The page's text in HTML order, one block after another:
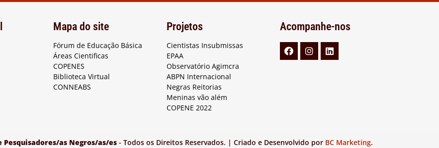
Mapa do site
Fórum de Educação Básica
Áreas Cientificas
COPENES
Biblioteca Virtual
CONNEABS
Projetos
Cientistas Insubmissas
EPAA
Observatório Agimcra
ABPN Internacional
Negras Reitorias
Meninas vão além
COPENE 2022
Acompanhe-nos
as Negros/as/es- Todos os Direitos Reservados. | Criado e Desenvolvido por BC Marketing.